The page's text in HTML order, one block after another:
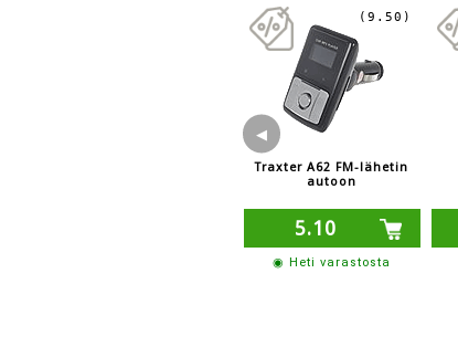
◀
(9.50)
Traxter A62 FM-lähetin
autoon
5.10
◉ Heti varastosta